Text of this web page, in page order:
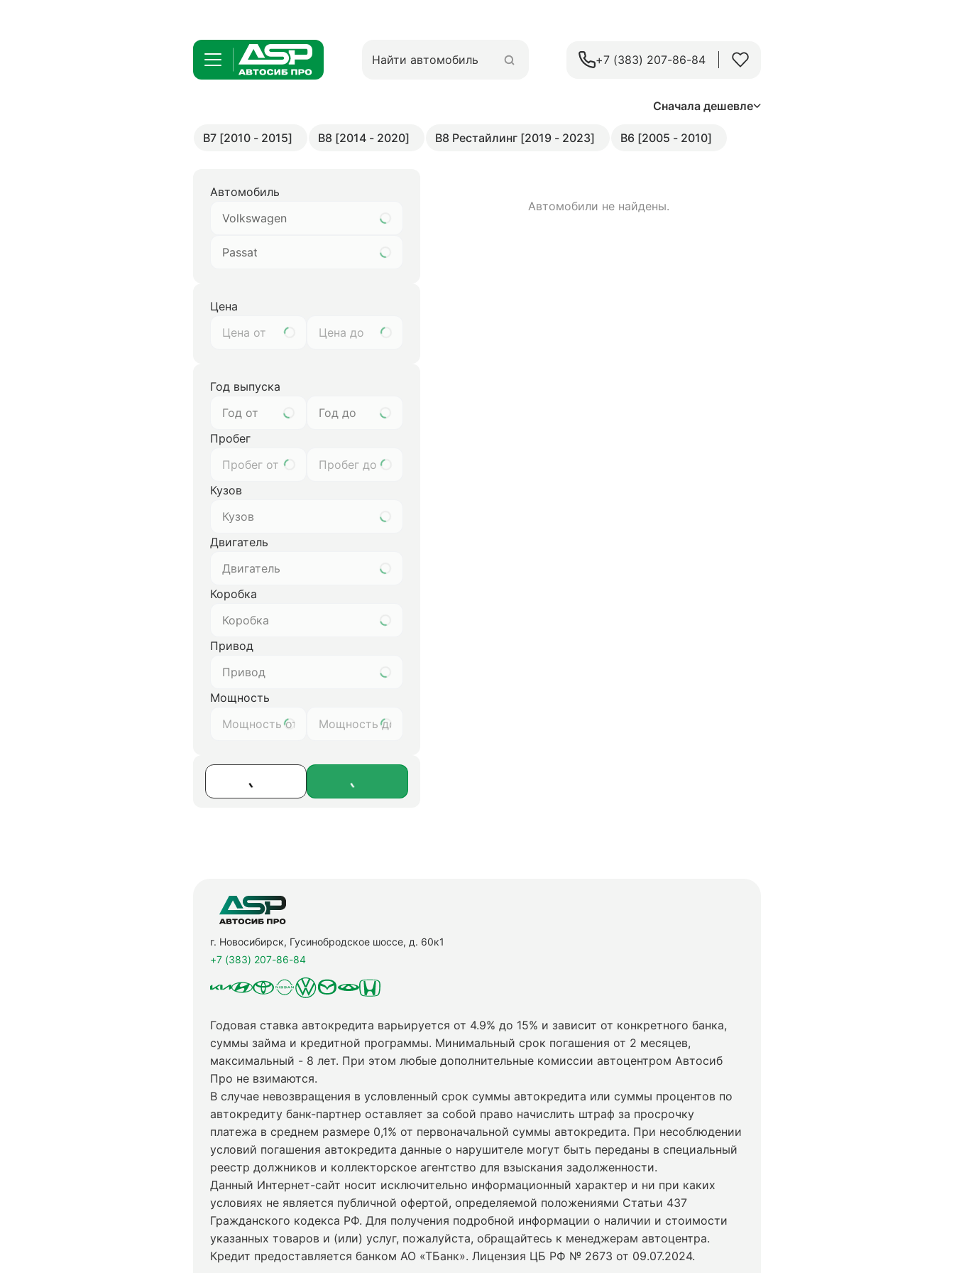
+7 (383) 207-86-84
Сначала дешевле
B7 [2010 - 2015] B8 [2014 - 2020] B8 Рестайлинг [2019 - 2023] B6 [2005 - 2010]
Автомобиль
Volkswagen
Passat
Цена
Год выпуска
Год от
Год до
Пробег
Кузов
Кузов
Двигатель
Двигатель
Коробка
Коробка
Привод
Привод
Мощность
Автомобили не найдены.
г. Новосибирск, Гусинобродское шоссе, д. 60к1
+7 (383) 207-86-84
Годовая ставка автокредита варьируется от 4.9% до 15% и зависит от конкретного банка,
суммы займа и кредитной программы. Минимальный срок погашения от 2 месяцев,
максимальный - 8 лет. При этом любые дополнительные комиссии автоцентром Автосиб
Про не взимаются.
В случае невозвращения в условленный срок суммы автокредита или суммы процентов по
автокредиту банк-партнер оставляет за собой право начислить штраф за просрочку
платежа в среднем размере 0,1% от первоначальной суммы автокредита. При несоблюдении
условий погашения автокредита данные о нарушителе могут быть переданы в специальный
реестр должников и коллекторское агентство для взыскания задолженности.
Данный Интернет-сайт носит исключительно информационный характер и ни при каких
условиях не является публичной офертой, определяемой положениями Статьи 437
Гражданского кодекса РФ. Для получения подробной информации о наличии и стоимости
указанных товаров и (или) услуг, пожалуйста, обращайтесь к менеджерам автоцентра.
Кредит предоставляется банком АО «ТБанк». Лицензия ЦБ РФ № 2673 от 09.07.2024.